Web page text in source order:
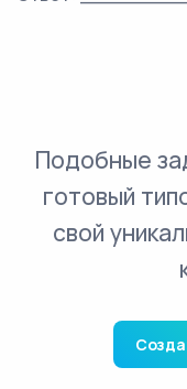
Подобные
готовый
свой